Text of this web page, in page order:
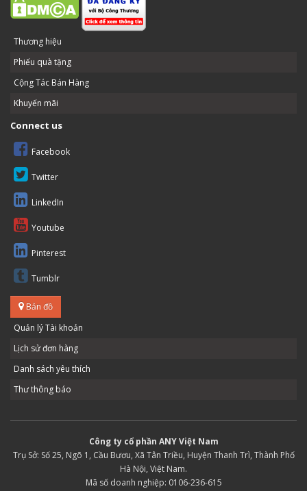
Thương hiệu
Phiếu quà tặng
Cộng Tác Bán Hàng
Khuyến mãi
Connect us
Facebook
Twitter
LinkedIn
Youtube
Pinterest
Tumblr
Bản đồ
Quản lý Tài khoản
Lịch sử đơn hàng
Danh sách yêu thích
Thư thông báo
Công ty cổ phần ANY Việt Nam
Trụ Sở: Số 25, Ngõ 1, Cầu Bươu, Xã Tân Triều, Huyện Thanh Trì, Thành Phố
Hà Nội, Việt Nam.
Mã số doanh nghiệp: 0106-236-615